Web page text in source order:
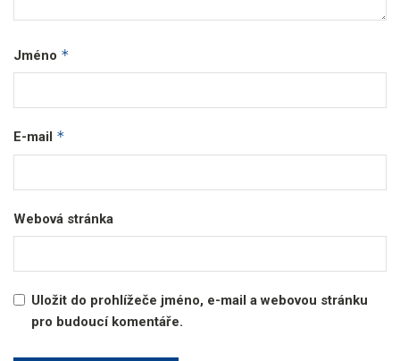
Jméno *
E-mail *
Webová stránka
Uložit do prohlížeče jméno, e-mail a webovou stránku
pro budoucí komentáře.